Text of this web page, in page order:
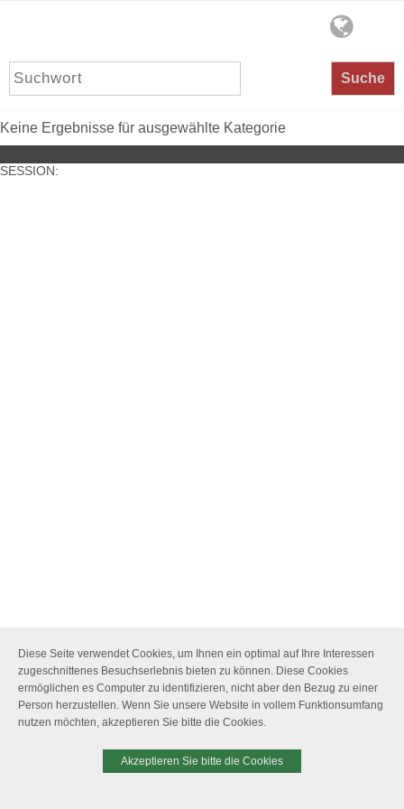
Diese Seite verwendet Cookies, um Ihnen ein optimal auf Ihre Interessen
zugeschnittenes Besuchserlebnis bieten zu können. Diese Cookies
ermöglichen es Computer zu identifizieren, nicht aber den Bezug zu einer
Person herzustellen. Wenn Sie unsere Website in vollem Funktionsumfang
nutzen möchten, akzeptieren Sie bitte die Cookies.
Akzeptieren Sie bitte die Cookies
Suche
Keine Ergebnisse für ausgewählte Kategorie
SESSION: